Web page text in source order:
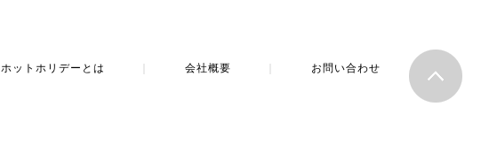
ホットホリデーとは 会社概要 お問い合わせ